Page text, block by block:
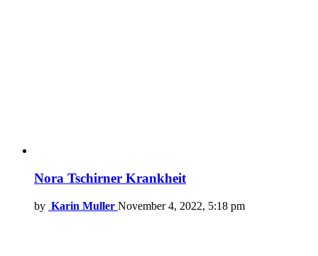
Nora Tschirner Krankheit
by Karin Muller November 4, 2022, 5:18 pm